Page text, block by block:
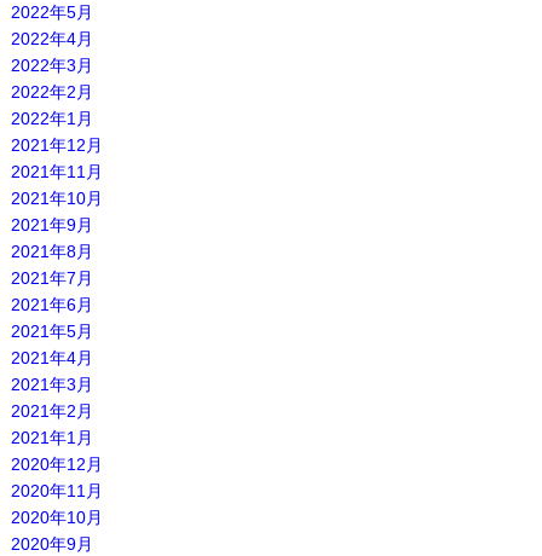
2022年5月
2022年4月
2022年3月
2022年2月
2022年1月
2021年12月
2021年11月
2021年10月
2021年9月
2021年8月
2021年7月
2021年6月
2021年5月
2021年4月
2021年3月
2021年2月
2021年1月
2020年12月
2020年11月
2020年10月
2020年9月